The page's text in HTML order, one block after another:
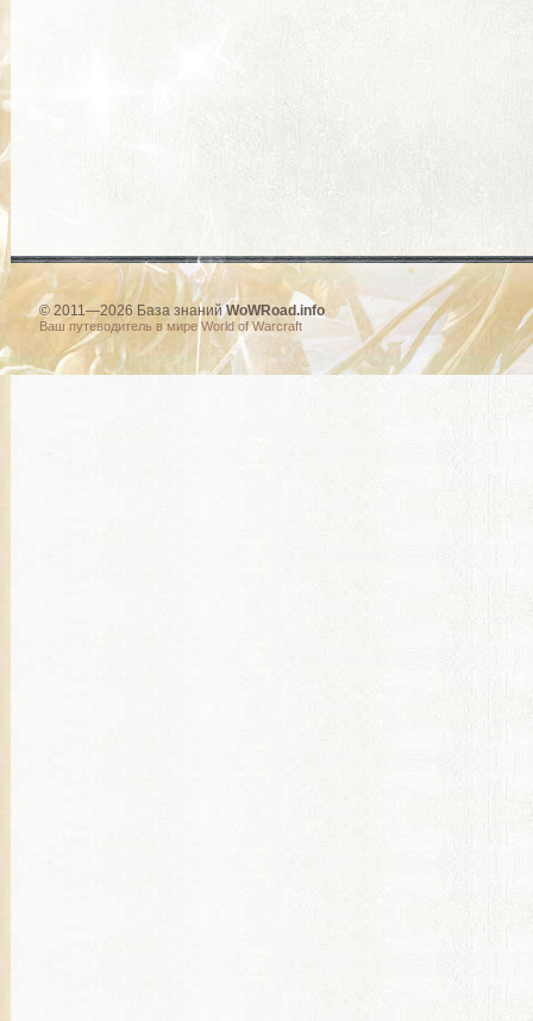
© 2011—2026 База знанийWoWRoad.info
Ваш путеводитель в мире World of Warcraft